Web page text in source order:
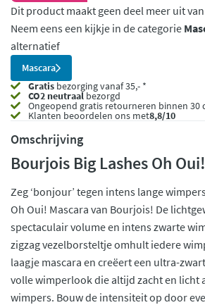
Dit product maakt geen deel meer uit
Neem eens een kijkje in de categorie
alternatief
Mascara
Gratis bezorging vanaf 35,- *
CO2 neutraalbezorgd
Ongeopend gratis retourneren binnen 30
Klanten beoordelen ons met8,8/10
Omschrijving
Bourjois Big Lashes Oh
Zeg ‘bonjour’ tegen intens lange
Oh Oui! Mascara van Bourjois! De
spectaculair volume en intens zwarte
zigzag vezelborsteltje omhult iedere
laagje mascara en creëert een ultra-
volle wimperlook die altijd zacht en licht
wimpers. Bouw de intensiteit op door